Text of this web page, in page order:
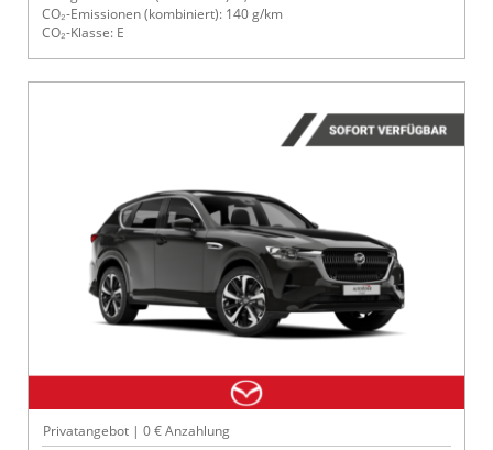
CO₂-Emissionen (kombiniert): 140 g/km
CO₂-Klasse: E
Privatangebot | 0 € Anzahlung